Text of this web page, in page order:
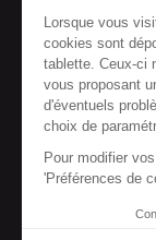
Lorsque vous
cookies sont
tablette. Ceux-ci
vous proposant
d'éventuels
choix de
Pour modifier
'Préférences de